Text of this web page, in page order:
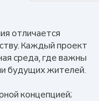
отличается
Каждый проект
среда, где важны
будущих жителей.
концепцией;